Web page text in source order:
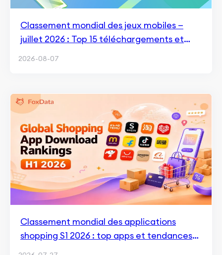
Classement mondial des jeux mobiles —
juillet 2026 : Top 15 téléchargements et
2026-08-07
Classement mondial des applications
shopping S1 2026 : top apps et tendances